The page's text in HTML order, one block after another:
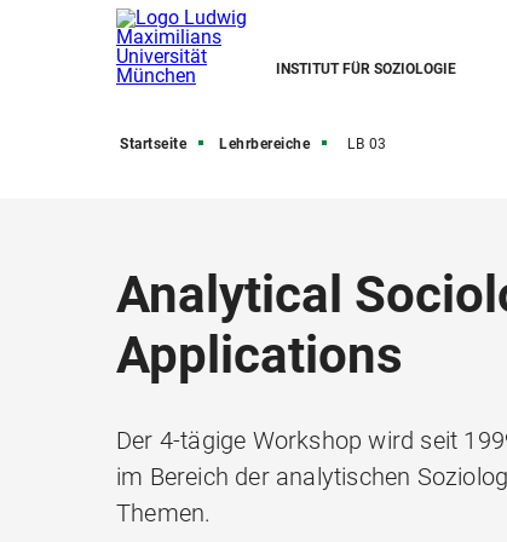
INSTITUT FÜR SOZIOLOGIE
Startseite Lehrbereiche LB 03
Analytical
Applications
Der 4-tägige Workshop wird seit
im Bereich der analytischen
Themen.